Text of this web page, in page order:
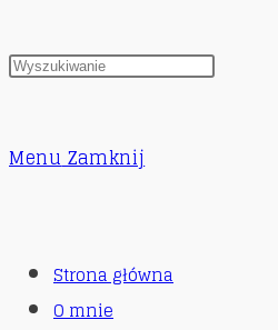
Menu Zamknij
Strona główna
O mnie